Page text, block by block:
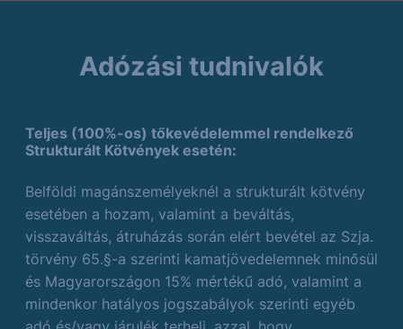
Adózási tudnivalók
Teljes (100%-os) tőkevédelemmel rendelkező
Strukturált Kötvények esetén:
Belföldi magánszemélyeknél a strukturált kötvény
esetében a hozam, valamint a beváltás,
visszaváltás, átruházás során elért bevétel az Szja.
törvény 65.§-a szerinti kamatjövedelemnek minősül
és Magyarországon 15% mértékű adó, valamint a
mindenkor hatályos jogszabályok szerinti egyéb